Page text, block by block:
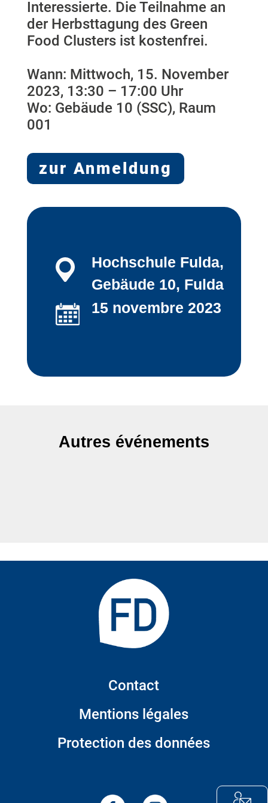
Interessierte. Die Teilnahme an
der Herbsttagung des Green
Food Clusters ist kostenfrei.
Wann: Mittwoch, 15. November
2023, 13:30 – 17:00 Uhr
Wo: Gebäude 10 (SSC), Raum
001
zur Anmeldung
Hochschule Fulda,
Gebäude 10, Fulda
15 novembre 2023
Autres événements
Contact
Mentions légales
Protection des données